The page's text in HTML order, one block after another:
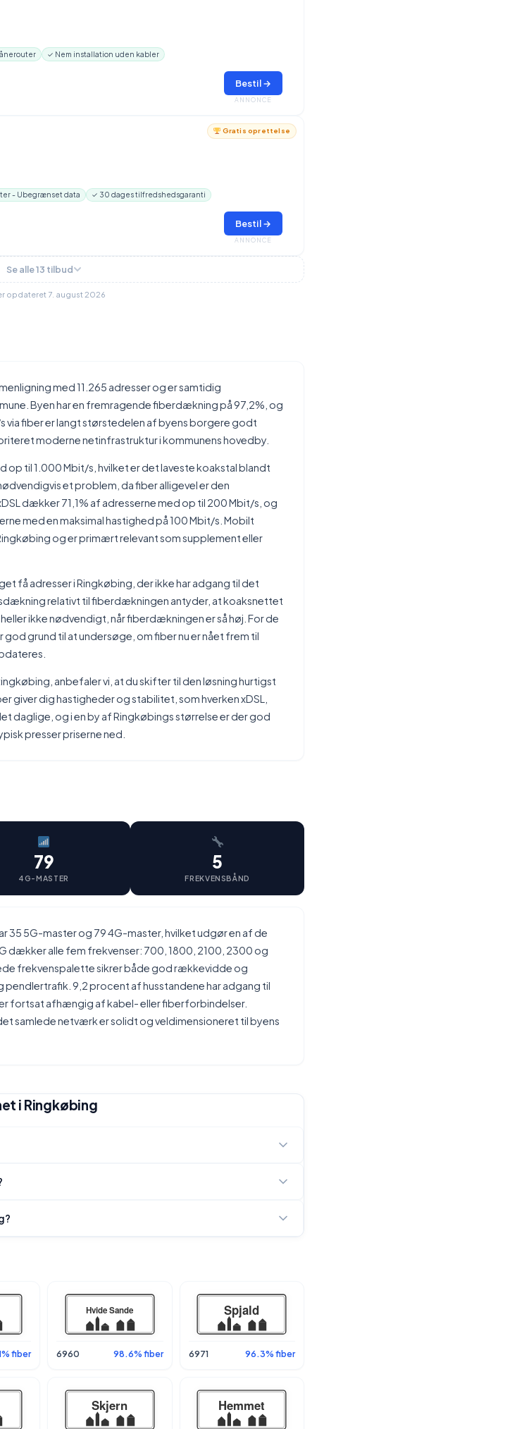
✓ Nem installation uden kabler
Bestil →
ANNONCE
Gratis oprettelse
- Ubegrænset data ✓ 30 dages tilfredshedsgaranti
Bestil →
ANNONCE
Se alle 13 tilbud
opdateret 7. august 2026
med 11.265 adresser og er samtidig
Byen har en fremragende fiberdækning på 97,2%, og
via fiber er langt størstedelen af byens borgere godt
moderne netinfrastruktur i kommunens hovedby.
op til 1.000 Mbit/s, hvilket er det laveste koakstal blandt
et problem, da fiber alligevel er den
dækker 71,1% af adresserne med op til 200 Mbit/s, og
med en maksimal hastighed på 100 Mbit/s. Mobilt
og er primært relevant som supplement eller
få adresser i Ringkøbing, der ikke har adgang til det
relativt til fiberdækningen antyder, at koaksnettet
ikke nødvendigt, når fiberdækningen er så høj. For de
grund til at undersøge, om fiber nu er nået frem til
anbefaler vi, at du skifter til den løsning hurtigst
giver dig hastigheder og stabilitet, som hverken xDSL,
daglige, og i en by af Ringkøbings størrelse er der god
presser priserne ned.
79
4G-MASTER
5
FREKVENSBÅND
35 5G-master og 79 4G-master, hvilket udgør en af de
alle fem frekvenser: 700, 1800, 2100, 2300 og
frekvenspalette sikrer både god rækkevidde og
pendlertrafik. 9,2 procent af husstandene har adgang til
fortsat afhængig af kabel- eller fiberforbindelser.
samlede netværk er solidt og veldimensioneret til byens
i Ringkøbing
fiber 6960 98.6% fiber 6971 96.3% fiber